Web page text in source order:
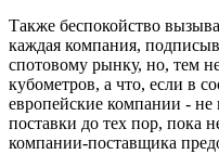
Также беспокойство
каждая компания,
спотовому рынку, но, тем
кубометров, а что, если в
европейские компании - не
поставки до тех пор, пока
компании-поставщика